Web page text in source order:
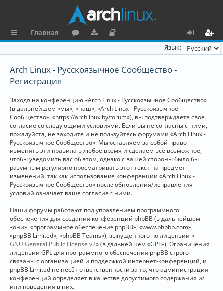
л
и
Главная
н
та
ц
и
я
х
ег
Язык:
Arch Linux - Русскоязычное Сообщество -
Регистрация
Заходя на конференцию «Arch Linux - Русскоязычное Сообщество»
(в дальнейшем «мы», «наш», «Arch Linux - Русскоязычное
Сообщество», «https://archlinux.by/forum»), вы подтверждаете своё
согласие со следующими условиями. Если вы не согласны с ними,
пожалуйста, не заходите и не пользуйтесь форумами «Arch Linux -
Русскоязычное Сообщество». Мы оставляем за собой право
изменять эти правила в любое время и сделаем всё возможное,
чтобы уведомить вас об этом, однако с вашей стороны было бы
разумным регулярно просматривать этот текст на предмет
изменений, так как использование конференции «Arch Linux -
Русскоязычное Сообщество» после обновления/исправления
условий означает ваше согласие с ними.
Наши форумы работают под управлением программного
обеспечения для создания конференций phpBB (в дальнейшем
«они», «программное обеспечение phpBB», «www.phpbb.com»,
«phpBB Limited», «phpBB Teams»), выпущенного по лицензии «
GNU General Public License v2» (в дальнейшем «GPL»). Ограничения
лицензии GPL для программного обеспечения phpBB строго
связаны с организацией и поддержкой интернет-конференций, и
phpBB Limited не несёт ответственности за то, что администрация
конференций определяет в качестве допустимого содержания и/
или поведения в них.